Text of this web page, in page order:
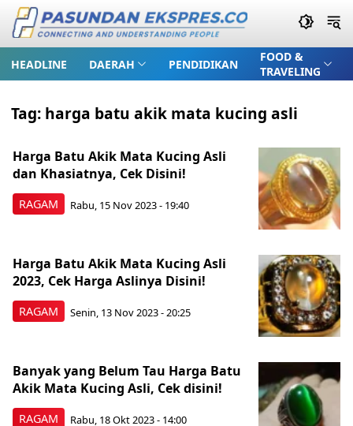
HEADLINE DAERAH PENDIDIKAN
FOOD &
TRAVELING
Tag: harga batu akik mata kucing asli
RAGAM
Harga Batu Akik Mata Kucing Asli
dan Khasiatnya, Cek Disini!
Rabu, 15 Nov 2023 - 19:40
RAGAM
Harga Batu Akik Mata Kucing Asli
2023, Cek Harga Aslinya Disini!
Senin, 13 Nov 2023 - 20:25
RAGAM
Banyak yang Belum Tau Harga Batu
Akik Mata Kucing Asli, Cek disini!
Rabu, 18 Okt 2023 - 14:00